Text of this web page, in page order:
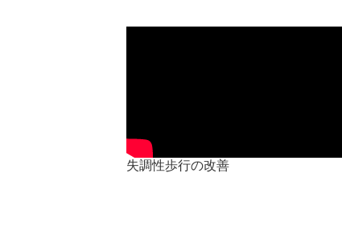
失調性歩行の改善